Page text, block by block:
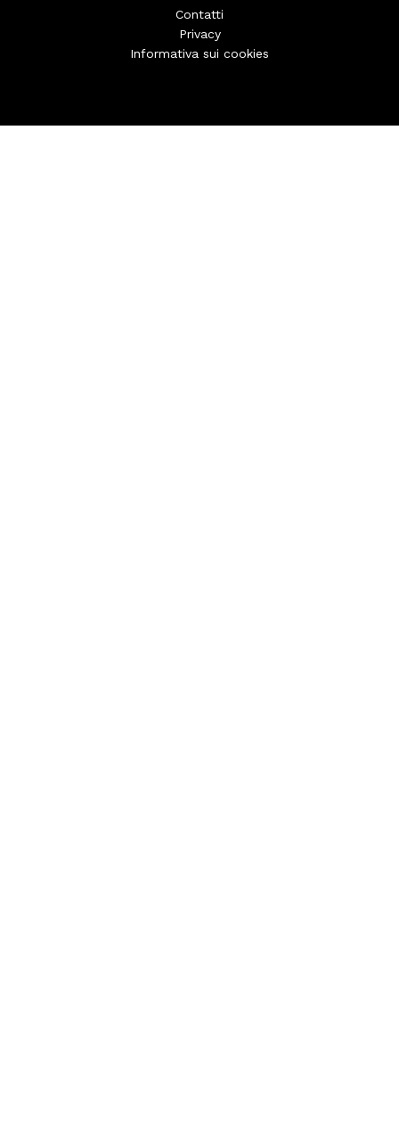
Contatti
Privacy
Informativa sui cookies